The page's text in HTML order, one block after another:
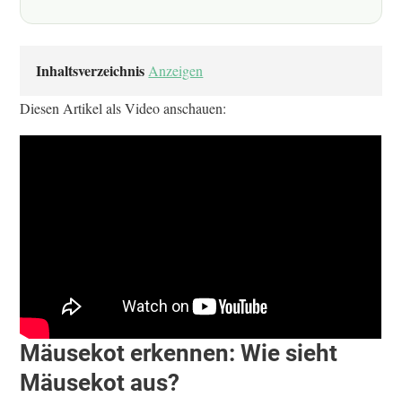
Inhaltsverzeichnis Anzeigen
Diesen Artikel als Video anschauen:
Mäusekot erkennen: Wie sieht
Mäusekot aus?